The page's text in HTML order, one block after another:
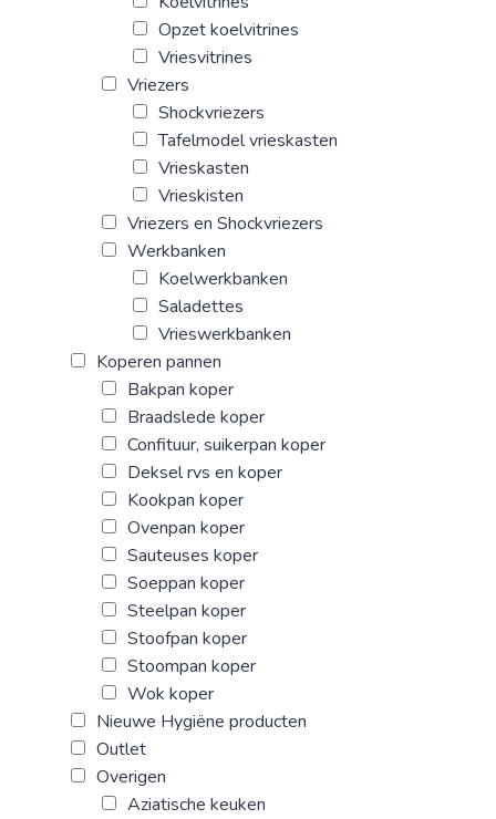
Opzet koelvitrines
Vriesvitrines
Vriezers
Shockvriezers
Tafelmodel vrieskasten
Vrieskasten
Vrieskisten
Vriezers en Shockvriezers
Werkbanken
Koelwerkbanken
Saladettes
Vrieswerkbanken
Koperen pannen
Bakpan koper
Braadslede koper
Confituur, suikerpan koper
Deksel rvs en koper
Kookpan koper
Ovenpan koper
Sauteuses koper
Soeppan koper
Steelpan koper
Stoofpan koper
Stoompan koper
Wok koper
Nieuwe Hygiëne producten
Outlet
Overigen
Aziatische keuken